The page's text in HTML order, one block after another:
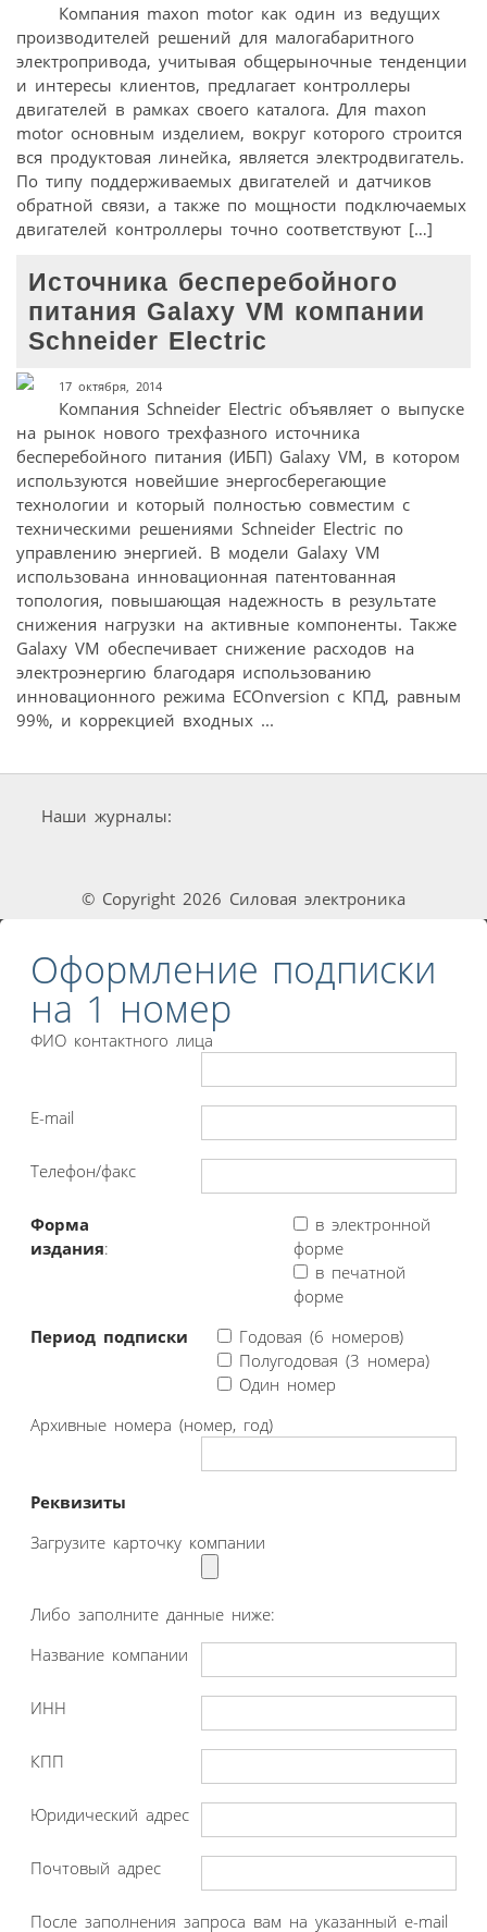
Компания maxon motor как один из ведущих
производителей решений для малогабаритного
электропривода, учитывая общерыночные тенденции
и интересы клиентов, предлагает контроллеры
двигателей в рамках своего каталога. Для maxon
motor основным изделием, вокруг которого строится
вся продуктовая линейка, является электродвигатель.
По типу поддерживаемых двигателей и датчиков
обратной связи, а также по мощности подключаемых
двигателей контроллеры точно соответствуют […]
Источника бесперебойного
питания Galaxy VM компании
Schneider Electric
17 октября, 2014
Компания Schneider Electric объявляет о выпуске
на рынок нового трехфазного источника
бесперебойного питания (ИБП) Galaxy VM, в котором
используются новейшие энергосберегающие
технологии и который полностью совместим с
техническими решениями Schneider Electric по
управлению энергией. В модели Galaxy VM
использована инновационная патентованная
топология, повышающая надежность в результате
снижения нагрузки на активные компоненты. Также
Galaxy VM обеспечивает снижение расходов на
электроэнергию благодаря использованию
инновационного режима ECOnversion с КПД, равным
99%, и коррекцией входных ...
Наши журналы:
© Copyright 2026 Силовая электроника
Оформление подписки
на 1 номер
ФИО контактного лица
E-mail
Телефон/факс
Форма
издания:
в электронной
форме
в печатной
форме
Период подписки
Годовая (6 номеров)
Полугодовая (3 номера)
Один номер
Архивные номера (номер, год)
Реквизиты
Загрузите карточку компании
Либо заполните данные ниже:
Название компании
ИНН
КПП
Юридический адрес
Почтовый адрес
После заполнения запроса вам на указанный e-mail